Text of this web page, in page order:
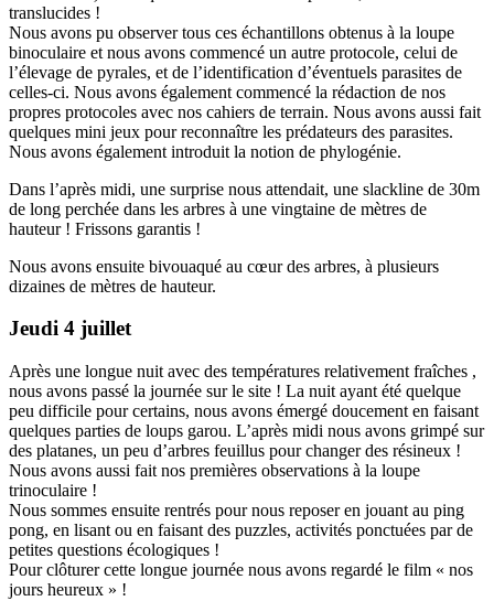
translucides !
Nous avons pu observer tous ces échantillons obtenus à la loupe
binoculaire et nous avons commencé un autre protocole, celui de
l’élevage de pyrales, et de l’identification d’éventuels parasites de
celles-ci. Nous avons également commencé la rédaction de nos
propres protocoles avec nos cahiers de terrain. Nous avons aussi fait
quelques mini jeux pour reconnaître les prédateurs des parasites.
Nous avons également introduit la notion de phylogénie.
Dans l’après midi, une surprise nous attendait, une slackline de 30m
de long perchée dans les arbres à une vingtaine de mètres de
hauteur ! Frissons garantis !
Nous avons ensuite bivouaqué au cœur des arbres, à plusieurs
dizaines de mètres de hauteur.
Jeudi 4 juillet
Après une longue nuit avec des températures relativement fraîches ,
nous avons passé la journée sur le site ! La nuit ayant été quelque
peu difficile pour certains, nous avons émergé doucement en faisant
quelques parties de loups garou. L’après midi nous avons grimpé sur
des platanes, un peu d’arbres feuillus pour changer des résineux !
Nous avons aussi fait nos premières observations à la loupe
trinoculaire !
Nous sommes ensuite rentrés pour nous reposer en jouant au ping
pong, en lisant ou en faisant des puzzles, activités ponctuées par de
petites questions écologiques !
Pour clôturer cette longue journée nous avons regardé le film « nos
jours heureux » !